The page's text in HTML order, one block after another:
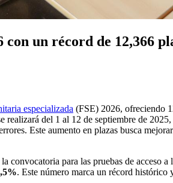
un récord de 12,366
especializada (FSE) 2026, ofreciendo
del 1 al 12 de septiembre de
Este aumento en plazas busca
la convocatoria para las pruebas de acceso a
. Este número marca un récord histórico